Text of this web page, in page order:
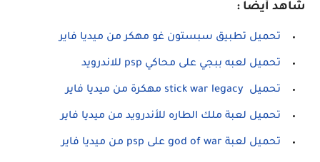
شاهد أيضاً :
تحميل تطبيق سبستون غو مهكر من ميديا فاير
تحميل لعبه ببجي على محاكي psp للاندرويد
تحميل stick war legacy مهكرة من ميديا فاير
تحميل لعبة ملك الطاره للأندرويد من ميديا فاير
تحميل لعبة god of war على psp من ميديا فاير